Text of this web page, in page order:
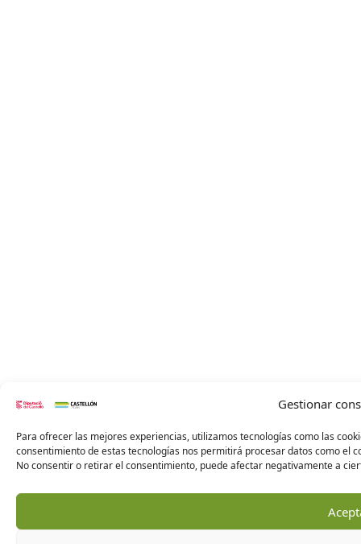
Gestionar
Para ofrecer las mejores experiencias, utilizamos tecnologías como las
consentimiento de estas tecnologías nos permitirá procesar datos como el
No consentir o retirar el consentimiento, puede afectar negativamente a